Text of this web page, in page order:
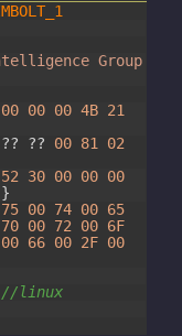
Group
00 00 00 4B 21
?? ?? 00 81
02
52 30 00 00 00
}
75 00 74 00 65
70 00 72 00 6F
00 66 00 2F 00
//linux